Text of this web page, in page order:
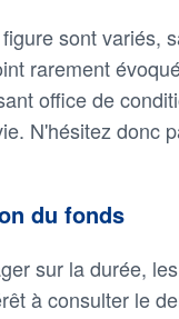
sont variés,
rarement
office de
N'hésitez donc
du fonds
sur la durée,
à consulter le